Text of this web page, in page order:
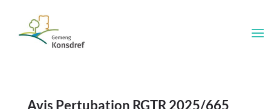
Avis Pertubation RGTR 2025/665